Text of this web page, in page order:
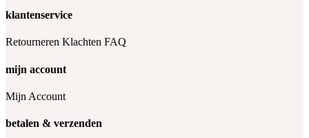
klantenservice
Retourneren Klachten FAQ
mijn account
Mijn Account
betalen & verzenden